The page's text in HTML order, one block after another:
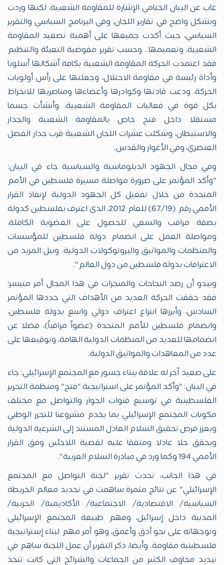
غاب عن البيان الختامي الإشارة للمقاومة الشعبية، لكنها وردت
وبشكل واضح في تقارير اللجان، وفي البرنامج السياسي والتقرير
السياسي، حيث أكدت جميعها على أهمية تصعيد المقاومة
الشعبية، وتعميمها.. وحسب تقرير مفوضية التعبئة والتنظيم
فقد اعتمدت الحركة المقاومة الشعبية بكافة أشكالها أسلوبا
وأداة رئيسة في مقاومة الاحتلال، وجعلتها على رأس أولويات
الحركة، ودعت قادتها وكوادرها وأعضاءها ومناصريها للانخراط
بكل قوة في فعاليات المقاومة الشعبية، وأنشأت جسما
مستقلا داخل فتح خاص بالمقاومة الشعبية والجدار
والاستيطان، وشكلت عشرات اللجان الشعبية قرب جدار الفصل
العنصري، وفي الأغوار والقدس.
وفي مجال الجهود الدبلوماسية والسياسية جاء في البيان:
"وأكد المؤتمر على ضرورة مواصلة مسيرة فلسطين في الأمم
المتحدة من خلال تفعيل كل الجهود الدولية لإنفاذ القرار
الأممي رقم (67/19) للعام 2012، الذي اعترف بفلسطين كدولة
بصفة مراقب والسعي للحصول على العضوية الكاملة،
ومواصلة العمل على انضمام دولة فلسطين للمؤسسات
والمنظمات والمواثيق والبروتوكولات الدولية. ونيل المزيد من
الاعترافات بدولة فلسطين من دول العالم".
ويبدو أن رصد النجاحات والمنجزات في هذا المجال أمر متيسر؛
فقد حققت الحركة العديد من الأهداف التي حددها المؤتمر
السادس، وأبرزها انتزاع اعتراف دولي واسع بدولة فلسطين،
وانضمام فلسطين للأمم المتحدة (عضواً مراقباً)، فضلا عن
انضمامها للعديد من المنظمات الدولية الهامة، وتوقيعها على
عدد من المعاهدات والمواثيق الدولية.
على صعيد آخر له علاقة ببناء جسور مع المجتمع الإسرائيلي: جاء
في البيان: "وأكد المؤتمر على استراتيجية "فتح" ومنظمة التحرير
الفلسطينية في توسيع قنوات الحوار والتواصل مع مختلف
مكونات المجتمع الإسرائيلي بما يخدم مشروعنا للتحرر الوطني
ويعزز فرص تحقيق السلام العادل المستند إلى الشرعية الدولية
ويحقق حلا عادلا ومتفقا عليه لقضية اللاجئين وفق القرار
الأممي 194 وكما ورد في مبادرة السلام العربية".
في هذا الجانب، تحدث تقرير "لجنة التواصل مع المجتمع
الإسرائيلي" عن نتائج مثمرة ساهمت في تحديد معالم الخريطة
السياسية/ الاقتصادية/ الاجتماعية/ الأكاديمية/ الحزبية/
المدنية داخل إسرائيل، وفهم طبيعة المجتمع الإسرائيلي
وتوجهاته على نحو أدق وأعمق، وهو أمر مهم لبناء إستراتيجية
فلسطينية مقاومة. وأيضا، ذكر التقرير أن عمل اللجنة ساهم في
تبديد مخاوف الكثير من الجماعات والشرائح التي كانت تتخذ